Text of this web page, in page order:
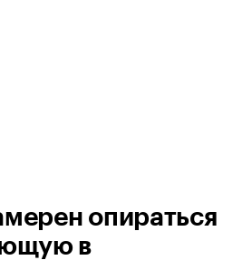
опираться
в